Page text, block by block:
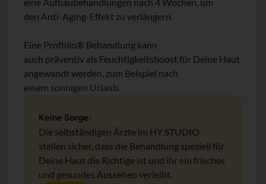
den Anti-Aging-Effekt zu verlängern.
Eine Profhilo® Behandlung kann
auch präventiv als Feuchtigkeitsboost für Deine Haut
angewandt werden, zum Beispiel nach
einem sonnigen Urlaub.
Keine Sorge:
Die selbständigen Ärzte im HY STUDIO
stellen sicher, dass die Behandlung speziell für
Deine Haut die Richtige ist und ihr ein frisches
und gesundes Aussehen verleiht.